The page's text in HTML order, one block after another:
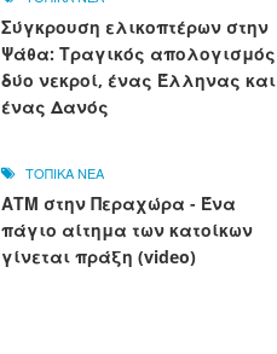
Σύγκρουση ελικοπτέρων στην
Ψάθα: Τραγικός απολογισμός
δύο νεκροί, ένας Έλληνας και
ένας Δανός
ΤΟΠΙΚΑ ΝΕΑ
ΑΤΜ στην Περαχώρα - Ένα
πάγιο αίτημα των κατοίκων
γίνεται πράξη (video)